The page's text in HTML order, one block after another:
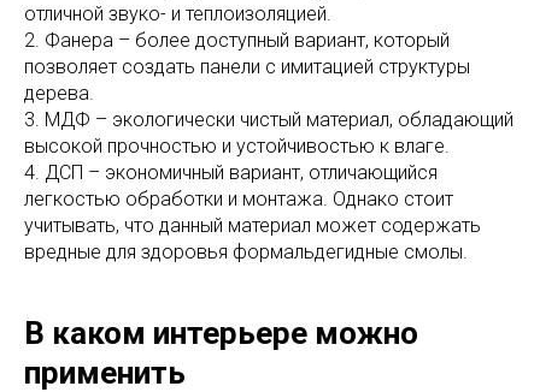
отличной звуко- и теплоизоляцией.
2. Фанера – более доступный вариант, который
позволяет создать панели с имитацией структуры
дерева.
3. МДФ – экологически чистый материал, обладающий
высокой прочностью и устойчивостью к влаге.
4. ДСП – экономичный вариант, отличающийся
легкостью обработки и монтажа. Однако стоит
учитывать, что данный материал может содержать
вредные для здоровья формальдегидные смолы.
В каком интерьере можно
применить